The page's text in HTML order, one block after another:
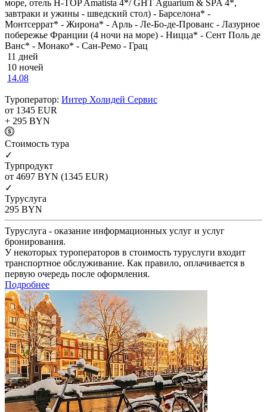
море, отель H-TOP Amatista 4*/ GHT Aguarium & SPA 4*,
завтраки и ужины - шведский стол) - Барселона* -
Монтсеррат* - Жирона* - Арль - Ле-Бо-де-Прованс - Лазурное
побережье Франции (4 ночи на море) - Ницца* - Сент Поль де
Ванс* - Монако* - Сан-Ремо - Грац
11 дней
10 ночей
14.08
Туроператор: Интер Холидей Сервис
от 1345 EUR
+ 295 BYN
Cтоимость тура
✓
Турпродукт
от 4697 BYN (1345 EUR)
✓
Туруслуга
295 BYN
Туруслуга - оказание информационных услуг и услуг
бронирования.
У некоторых туроператоров в стоимость туруслуги входит
транспортное обслуживание. Как правило, оплачивается в
первую очередь после оформления.
Подробнее